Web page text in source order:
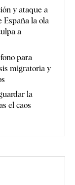
y ataque a
España la ola
a
para
migratoria y
la
el caos